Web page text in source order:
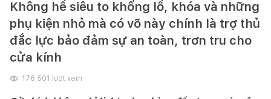
Không hề siêu to khổng lồ, khóa và những
phụ kiện nhỏ mà có võ này chính là trợ thủ
đắc lực bảo đảm sự an toàn, trơn tru cho
cửa kính
176.501 lượt xem